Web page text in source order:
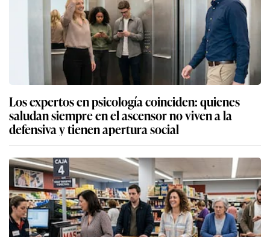
Los expertos en psicología coinciden: quienes
saludan siempre en el ascensor no viven a la
defensiva y tienen apertura social